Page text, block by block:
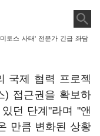
토스 사태' 전문가 긴급 좌담
국제 협력 프로젝
) 접근권을 확보하
던 단계"라며 "앤
만큼 변화된 상황